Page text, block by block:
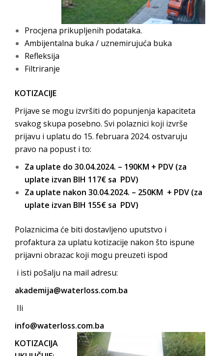
Procjena prikupljenih podataka.
Ambijentalna buka / uznemirujuća buka
Refleksija
Filtriranje
KOTIZACIJE
Prijave se mogu izvršiti do popunjenja kapaciteta
svakog skupa posebno. Svi polaznici koji izvrše
prijavu i uplatu do 15. februara 2024. ostvaruju
pravo na popust i to:
Za uplate do 30.04.2024. – 190KM + PDV (za
uplate izvan BIH 117€ sa PDV)
Za uplate nakon 30.04.2024. – 250KM + PDV (za
uplate izvan BIH 155€ sa PDV)
Polaznicima će biti dostavljeno uputstvo i
profaktura za uplatu kotizacije nakon što ispune
prijavni obrazac koji mogu preuzeti ispod
i isti pošalju na mail adresu:
akademija@waterloss.com.ba
Ili
info@waterloss.com.ba
KOTIZACIJA